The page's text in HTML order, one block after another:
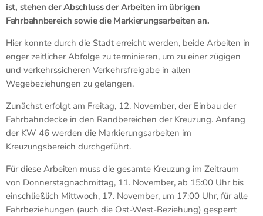
ist, stehen der Abschluss der Arbeiten im übrigen
Fahrbahnbereich sowie die Markierungsarbeiten an.
Hier konnte durch die Stadt erreicht werden, beide Arbeiten in
enger zeitlicher Abfolge zu terminieren, um zu einer zügigen
und verkehrssicheren Verkehrsfreigabe in allen
Wegebeziehungen zu gelangen.
Zunächst erfolgt am Freitag, 12. November, der Einbau der
Fahrbahndecke in den Randbereichen der Kreuzung. Anfang
der KW 46 werden die Markierungsarbeiten im
Kreuzungsbereich durchgeführt.
Für diese Arbeiten muss die gesamte Kreuzung im Zeitraum
von Donnerstagnachmittag, 11. November, ab 15:00 Uhr bis
einschließlich Mittwoch, 17. November, um 17:00 Uhr, für alle
Fahrbeziehungen (auch die Ost-West-Beziehung) gesperrt